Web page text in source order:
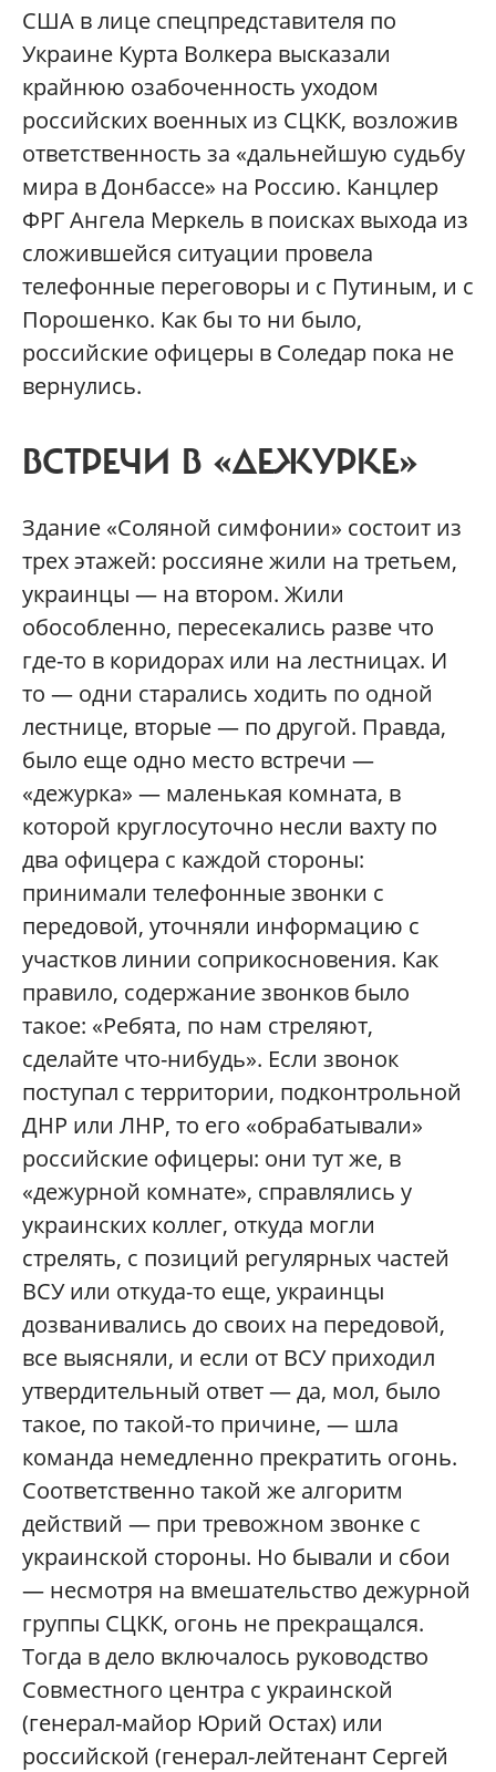
США в лице спецпредставителя по
Украине Курта Волкера высказали
крайнюю озабоченность уходом
российских военных из СЦКК, возложив
ответственность за «дальнейшую судьбу
мира в Донбассе» на Россию. Канцлер
ФРГ Ангела Меркель в поисках выхода из
сложившейся ситуации провела
телефонные переговоры и с Путиным, и с
Порошенко. Как бы то ни было,
российские офицеры в Соледар пока не
вернулись.
ВСТРЕЧИ В «ДЕЖУРКЕ»
Здание «Соляной симфонии» состоит из
трех этажей: россияне жили на третьем,
украинцы — на втором. Жили
обособленно, пересекались разве что
где-то в коридорах или на лестницах. И
то — одни старались ходить по одной
лестнице, вторые — по другой. Правда,
было еще одно место встречи —
«дежурка» — маленькая комната, в
которой круглосуточно несли вахту по
два офицера с каждой стороны:
принимали телефонные звонки с
передовой, уточняли информацию с
участков линии соприкосновения. Как
правило, содержание звонков было
такое: «Ребята, по нам стреляют,
сделайте что-нибудь». Если звонок
поступал с территории, подконтрольной
ДНР или ЛНР, то его «обрабатывали»
российские офицеры: они тут же, в
«дежурной комнате», справлялись у
украинских коллег, откуда могли
стрелять, с позиций регулярных частей
ВСУ или откуда-то еще, украинцы
дозванивались до своих на передовой,
все выясняли, и если от ВСУ приходил
утвердительный ответ — да, мол, было
такое, по такой-то причине, — шла
команда немедленно прекратить огонь.
Соответственно такой же алгоритм
действий — при тревожном звонке с
украинской стороны. Но бывали и сбои
— несмотря на вмешательство дежурной
группы СЦКК, огонь не прекращался.
Тогда в дело включалось руководство
Совместного центра с украинской
(генерал-майор Юрий Остах) или
российской (генерал-лейтенант Сергей